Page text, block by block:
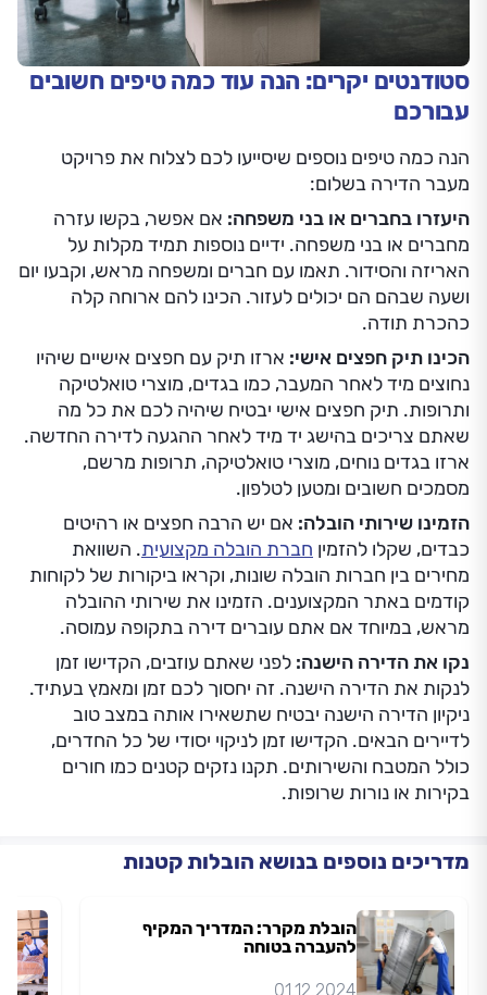
סטודנטים יקרים: הנה עוד כמה טיפים חשובים
עבורכם
הנה כמה טיפים נוספים שיסייעו לכם לצלוח את פרויקט
מעבר הדירה בשלום:
היעזרו בחברים או בני משפחה: אם אפשר, בקשו עזרה
מחברים או בני משפחה. ידיים נוספות תמיד מקלות על
האריזה והסידור. תאמו עם חברים ומשפחה מראש, וקבעו יום
ושעה שבהם הם יכולים לעזור. הכינו להם ארוחה קלה
כהכרת תודה.
הכינו תיק חפצים אישי: ארזו תיק עם חפצים אישיים שיהיו
נחוצים מיד לאחר המעבר, כמו בגדים, מוצרי טואלטיקה
ותרופות. תיק חפצים אישי יבטיח שיהיה לכם את כל מה
שאתם צריכים בהישג יד מיד לאחר ההגעה לדירה החדשה.
ארזו בגדים נוחים, מוצרי טואלטיקה, תרופות מרשם,
מסמכים חשובים ומטען לטלפון.
הזמינו שירותי הובלה: אם יש הרבה חפצים או רהיטים
כבדים, שקלו להזמין חברת הובלה מקצועית. השוואת
מחירים בין חברות הובלה שונות, וקראו ביקורות של לקוחות
קודמים באתר המקצוענים. הזמינו את שירותי ההובלה
מראש, במיוחד אם אתם עוברים דירה בתקופה עמוסה.
נקו את הדירה הישנה: לפני שאתם עוזבים, הקדישו זמן
לנקות את הדירה הישנה. זה יחסוך לכם זמן ומאמץ בעתיד.
ניקיון הדירה הישנה יבטיח שתשאירו אותה במצב טוב
לדיירים הבאים. הקדישו זמן לניקוי יסודי של כל החדרים,
כולל המטבח והשירותים. תקנו נזקים קטנים כמו חורים
בקירות או נורות שרופות.
מדריכים נוספים בנושא הובלות קטנות
הובלת מקרר: המדריך המקיף
להעברה בטוחה
01.12.2024